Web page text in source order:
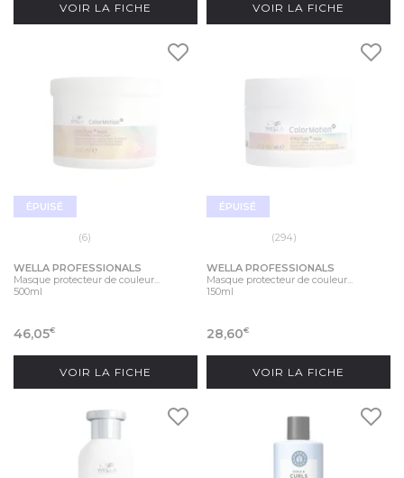
VOIR LA FICHE VOIR LA FICHE
ÉPUISÉ
(6)
WELLA PROFESSIONALS
Masque protecteur de couleur...
500ml
46,05€
VOIR LA FICHE
ÉPUISÉ
(294)
WELLA PROFESSIONALS
Masque protecteur de couleur...
150ml
28,60€
VOIR LA FICHE